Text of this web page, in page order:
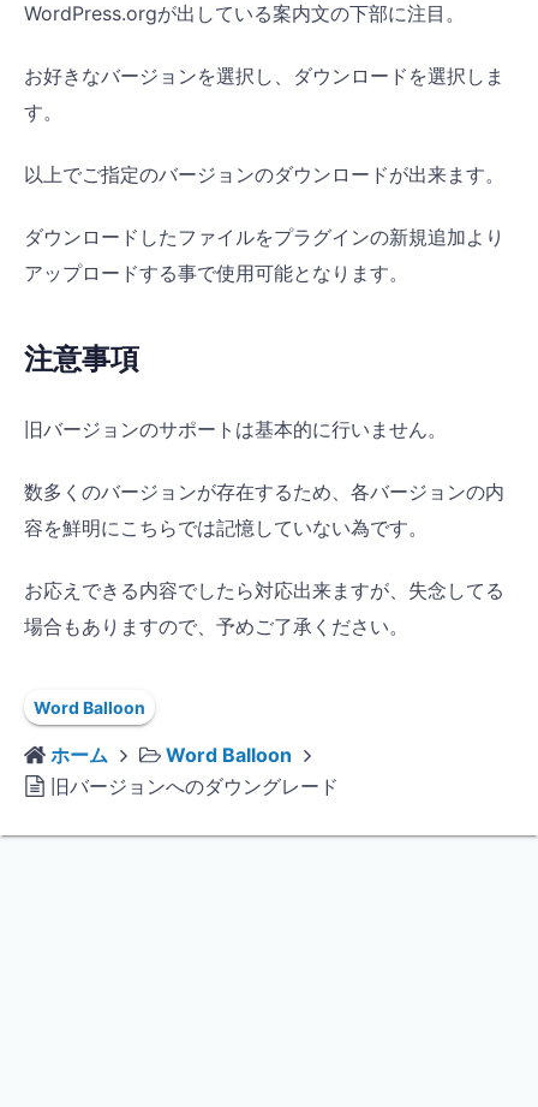
WordPress.orgが出している案内文の下部に注目。
お好きなバージョンを選択し、ダウンロードを選択しま
す。
以上でご指定のバージョンのダウンロードが出来ます。
ダウンロードしたファイルをプラグインの新規追加より
アップロードする事で使用可能となります。
注意事項
旧バージョンのサポートは基本的に行いません。
数多くのバージョンが存在するため、各バージョンの内
容を鮮明にこちらでは記憶していない為です。
お応えできる内容でしたら対応出来ますが、失念してる
場合もありますので、予めご了承ください。
Word Balloon
ホーム
Word Balloon
旧バージョンへのダウングレード